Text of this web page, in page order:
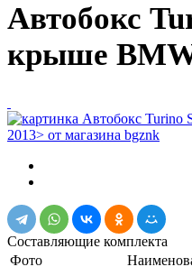
Автобокс
крыше
Составляющие комплекта
Фото